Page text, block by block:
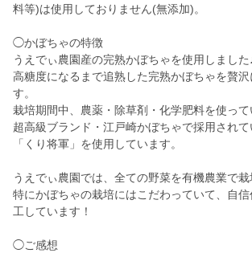
料等)は使用しておりません(無添加)。
◯かぼちゃの特徴
うえでぃ農園産の完熟かぼちゃを使用しました
高糖度になるまで追熟した完熟かぼちゃを贅沢
す。
栽培期間中、農薬・除草剤・化学肥料を使って
超高級ブランド・江戸崎かぼちゃで採用され
「くり将軍」を使用しています。
うえでぃ農園では、全ての野菜を有機農業で栽
特にかぼちゃの栽培にはこだわっていて、自
工しています！
◯ご感想